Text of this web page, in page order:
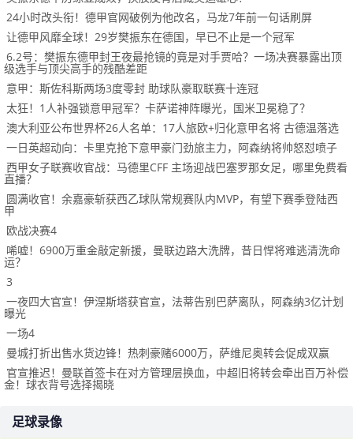
24小时改头衔！德甲官网破例为他改名，马龙7年前一句话刷屏
让德甲风靡全球！29岁樊振东在德国，早已不止是一个冠军
6.2号：樊振东德甲封王夜最抢镜的竟是对手贾哈？一场决赛暴露出顶
级选手与顶尖高手的残酷差距
意甲：斯佐科斯两场3度零封 助球队豪取联赛十连冠
太狂！1人补强锁意甲冠军？卡萨诺神阵曝光，国米卫冕稳了？
澳大利亚公布世界杯26人名单：17人旅欧+归化意甲名将 古德温落选
一日英超动向：卡里克抢下意甲豪门劲旅主力，阿森纳将帅怒怼喷子
西甲女子联赛收官战：马德里CFF 主场迎战巴塞罗那女足，哪里免费看
直播？
圆满收官！余嘉豪斩获西乙球队常规赛队内MVP，有望下赛季登陆西
甲
欧战决赛4
唏嘘！6900万重金敲定新援，曼联边路大洗牌，昔日悍将难逃清洗命
运？
3
一夜四大官宣！伊涅斯塔获官宣，法蒂告别巴萨离队，阿森纳3亿计划
曝光
一场4
曼城打折出售水货边锋！热刺豪赌6000万，萨维尼奥转会促成双赢
官宣推迟！曼联首签卡在对方管理层换血，中超旧将转会牵出百万补偿
金！球衣背号选择揭晓
足球录像